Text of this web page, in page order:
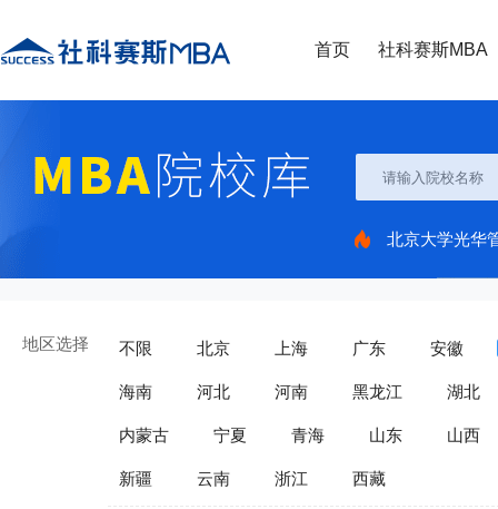
首页 社科赛斯MBA
北京大学光华
地区选择 不限 北京 上海 广东 安徽
海南 河北 河南 黑龙江 湖北
内蒙古 宁夏 青海 山东 山西
新疆 云南 浙江 西藏